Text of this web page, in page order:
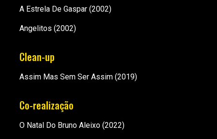
A Estrela De Gaspar (2002)
Angelitos (2002)
Clean-up
Assim Mas Sem Ser Assim (2019)
Co-realização
O Natal Do Bruno Aleixo (2022)